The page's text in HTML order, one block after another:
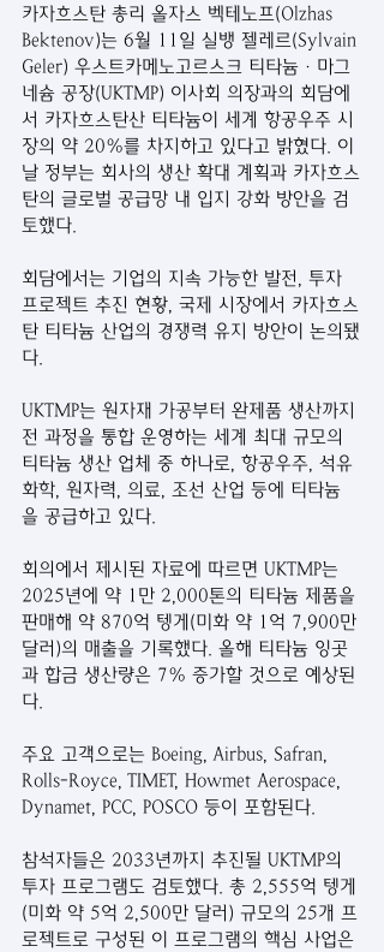
카자흐스탄 총리 올자스 벡테노프(Olzhas
Bektenov)는 6월 11일 실뱅 젤레르(Sylvain
Geler) 우스트카메노고르스크 티타늄·마그
네슘 공장(UKTMP) 이사회 의장과의 회담에
서 카자흐스탄산 티타늄이 세계 항공우주 시
장의 약 20%를 차지하고 있다고 밝혔다. 이
날 정부는 회사의 생산 확대 계획과 카자흐스
탄의 글로벌 공급망 내 입지 강화 방안을 검
토했다.
회담에서는 기업의 지속 가능한 발전, 투자
프로젝트 추진 현황, 국제 시장에서 카자흐스
탄 티타늄 산업의 경쟁력 유지 방안이 논의됐
다.
UKTMP는 원자재 가공부터 완제품 생산까지
전 과정을 통합 운영하는 세계 최대 규모의
티타늄 생산 업체 중 하나로, 항공우주, 석유
화학, 원자력, 의료, 조선 산업 등에 티타늄
을 공급하고 있다.
회의에서 제시된 자료에 따르면 UKTMP는
2025년에 약 1만 2,000톤의 티타늄 제품을
판매해 약 870억 텡게(미화 약 1억 7,900만
달러)의 매출을 기록했다. 올해 티타늄 잉곳
과 합금 생산량은 7% 증가할 것으로 예상된
다.
주요 고객으로는 Boeing, Airbus, Safran,
Rolls-Royce, TIMET, Howmet Aerospace,
Dynamet, PCC, POSCO 등이 포함된다.
참석자들은 2033년까지 추진될 UKTMP의
투자 프로그램도 검토했다. 총 2,555억 텡게
(미화 약 5억 2,500만 달러) 규모의 25개 프
로젝트로 구성된 이 프로그램의 핵심 사업은